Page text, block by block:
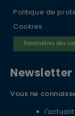
Politique de
Cookies
Paramètres des
Newsletter
Vous ne